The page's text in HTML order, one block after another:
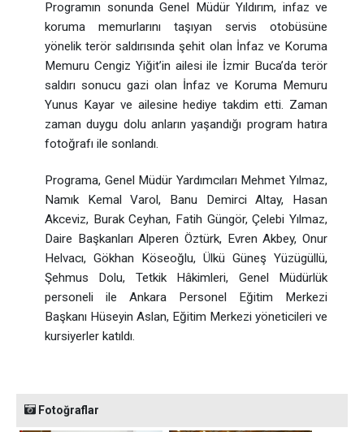
Programın sonunda Genel Müdür Yıldırım, infaz ve
koruma memurlarını taşıyan servis otobüsüne
yönelik terör saldırısında şehit olan İnfaz ve Koruma
Memuru Cengiz Yiğit’in ailesi ile İzmir Buca’da terör
saldırı sonucu gazi olan İnfaz ve Koruma Memuru
Yunus Kayar ve ailesine hediye takdim etti. Zaman
zaman duygu dolu anların yaşandığı program hatıra
fotoğrafı ile sonlandı.
Programa, Genel Müdür Yardımcıları Mehmet Yılmaz,
Namık Kemal Varol, Banu Demirci Altay, Hasan
Akceviz, Burak Ceyhan, Fatih Güngör, Çelebi Yılmaz,
Daire Başkanları Alperen Öztürk, Evren Akbey, Onur
Helvacı, Gökhan Köseoğlu, Ülkü Güneş Yüzügüllü,
Şehmus Dolu, Tetkik Hâkimleri, Genel Müdürlük
personeli ile Ankara Personel Eğitim Merkezi
Başkanı Hüseyin Aslan, Eğitim Merkezi yöneticileri ve
kursiyerler katıldı.
Fotoğraflar